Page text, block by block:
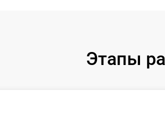
Этапы